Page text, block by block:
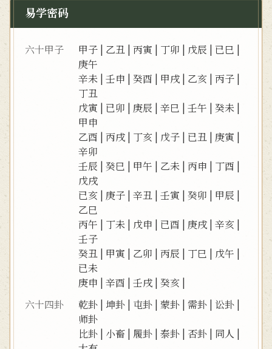
易学密码
六十甲子 甲子 | 乙丑 |丙寅 | 丁卯 | 戊辰 | 已巳 |
庚午
辛未 |壬申 |癸酉 | 甲戌 | 乙亥 |丙子 |
丁丑
戊寅 | 已卯 | 庚辰 |辛巳 |壬午 |癸未 |
甲申
乙酉 |丙戌 | 丁亥 | 戊子 | 已丑 | 庚寅 |
辛卯
壬辰 |癸巳 | 甲午 | 乙未 |丙申 | 丁酉 |
戊戌
已亥 | 庚子 |辛丑 |壬寅 |癸卯 | 甲辰 |
乙巳
丙午 | 丁未 | 戊申 | 已酉 | 庚戌 |辛亥 |
壬子
癸丑 | 甲寅 | 乙卯 |丙辰 | 丁巳 | 戊午 |
已未
庚申 |辛酉 |壬戌 |癸亥 |
六十四卦
乾卦 | 坤卦 | 屯卦 |蒙卦 |需卦 | 讼卦 |
师卦
比卦 | 小畜 | 履卦 |泰卦 | 否卦 | 同人 |